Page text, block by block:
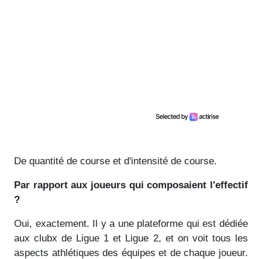
De quantité de course et d'intensité de course.
Par rapport aux joueurs qui composaient l'effectif
?
Oui, exactement. Il y a une plateforme qui est dédiée
aux clubx de Ligue 1 et Ligue 2, et on voit tous les
aspects athlétiques des équipes et de chaque joueur.